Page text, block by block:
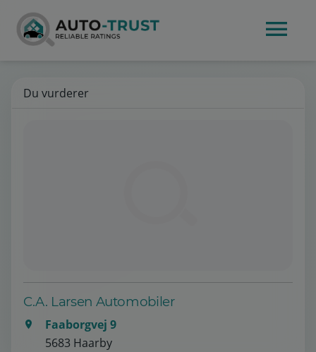
Du vurderer
C.A. Larsen Automobiler
Faaborgvej 9
5683 Haarby